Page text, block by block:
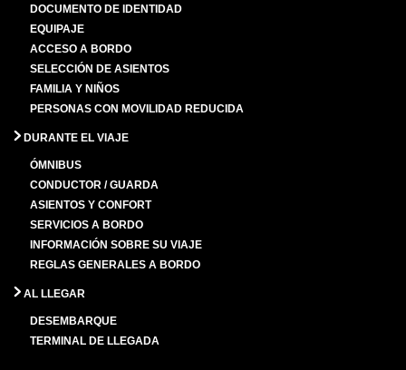
DOCUMENTO DE IDENTIDAD
EQUIPAJE
ACCESO A BORDO
SELECCIÓN DE ASIENTOS
FAMILIA Y NIÑOS
PERSONAS CON MOVILIDAD REDUCIDA
DURANTE EL VIAJE
ÓMNIBUS
CONDUCTOR / GUARDA
ASIENTOS Y CONFORT
SERVICIOS A BORDO
INFORMACIÓN SOBRE SU VIAJE
REGLAS GENERALES A BORDO
AL LLEGAR
DESEMBARQUE
TERMINAL DE LLEGADA